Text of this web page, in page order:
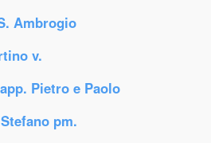
Ambrogio
v.
Pietro e Paolo
pm.